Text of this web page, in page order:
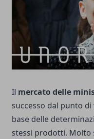
Il mercato delle
successo dal punto
base delle
stessi prodotti. Molto